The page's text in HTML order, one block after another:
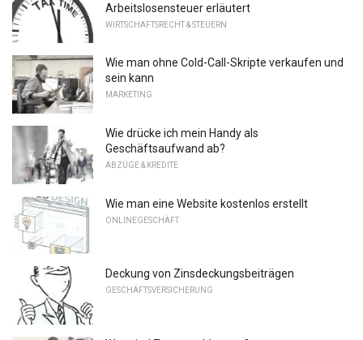
Arbeitslosensteuer erläutert
WIRTSCHAFTSRECHT & STEUERN
Wie man ohne Cold-Call-Skripte verkaufen und
sein kann
MARKETING
Wie drücke ich mein Handy als
Geschäftsaufwand ab?
ABZÜGE & KREDITE
Wie man eine Website kostenlos erstellt
ONLINEGESCHÄFT
Deckung von Zinsdeckungsbeiträgen
GESCHÄFTSVERSICHERUNG